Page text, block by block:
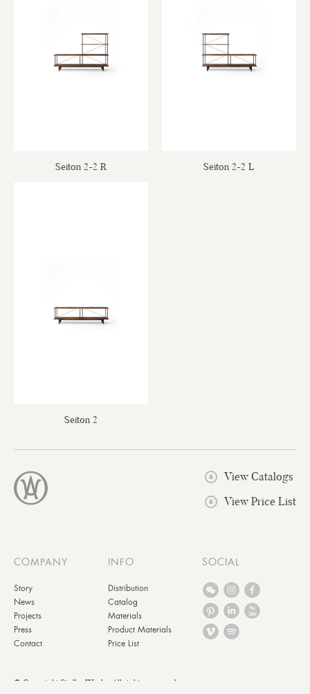
Seiton 2-2 R Seiton 2-2 L
Seiton 2
View Catalogs
View Price List
COMPANY
Story
News
Projects
Press
Contact
INFO
Distribution
Catalog
Materials
Product Materials
Price List
SOCIAL
© Copyright Stellar Works. All rights reserved.